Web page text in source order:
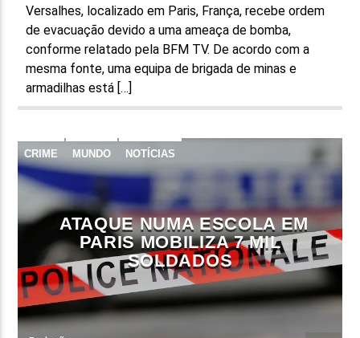
Versalhes, localizado em Paris, França, recebe ordem
de evacuação devido a uma ameaça de bomba,
conforme relatado pela BFM TV. De acordo com a
mesma fonte, uma equipa de brigada de minas e
armadilhas está […]
CRIME MUNDO NOTÍCIAS
ATAQUE NUMA ESCOLA EM
PARIS MOBILIZA 7 MIL
SOLDADOS